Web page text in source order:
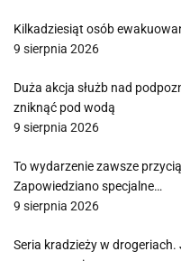
Kilkadziesiąt osób
9 sierpnia 2026
Duża akcja służb nad
zniknąć pod wodą
9 sierpnia 2026
To wydarzenie zawsze
Zapowiedziano specjalne…
9 sierpnia 2026
Seria kradzieży w